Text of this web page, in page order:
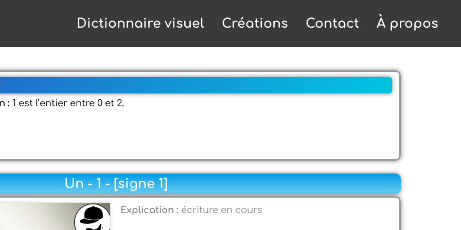
Dictionnaire visuel Créations Contact À propos
: 1 est l’entier entre 0 et 2.
Un - 1 - [signe 1]
Explication : écriture en cours